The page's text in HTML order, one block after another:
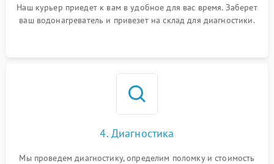
Наш курьер приедет к вам в удобное для вас время. Заберет
ваш водонагреватель и привезет на склад для диагностики.
4. Диагностика
Мы проведем диагностику, определим поломку и стоимость